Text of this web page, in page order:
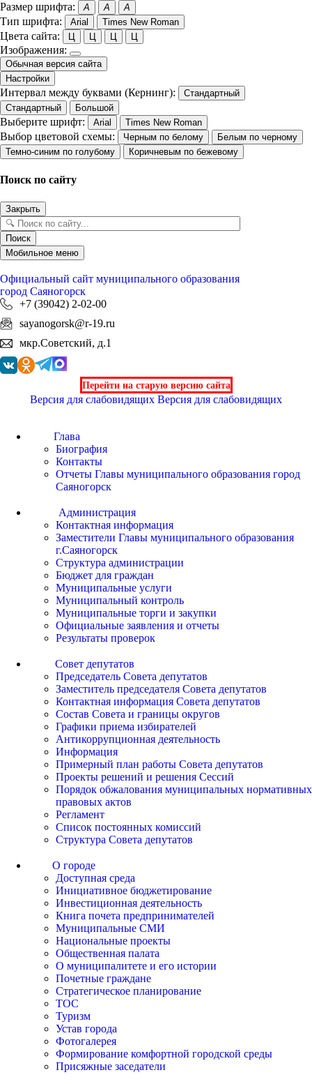
Размер шрифта: A A A
Тип шрифта: Arial Times New Roman
Цвета сайта: Ц Ц Ц Ц
Изображения:
Обычная версия сайта
Настройки
Интервал между буквами (Кернинг):
Стандартный
Стандартный
Большой
Выберите шрифт: Arial Times New Roman
Выбор цветовой схемы: Черным по белому
Белым по черному
Темно-синим по голубому
Коричневым по бежевому
Поиск по сайту
Закрыть
Поиск
Мобильное меню
Официальный сайт муниципального образования
город Саяногорск
+7 (39042) 2-02-00
sayanogorsk@r-19.ru
мкр.Советский, д.1
Перейти на старую версию сайта
Версия для слабовидящих Версия для слабовидящих
Глава
Биография
Контакты
Отчеты Главы муниципального образования город
Саяногорск
Администрация
Контактная информация
Заместители Главы муниципального образования
г.Саяногорск
Структура администрации
Бюджет для граждан
Муниципальные услуги
Муниципальный контроль
Муниципальные торги и закупки
Официальные заявления и отчеты
Результаты проверок
Совет депутатов
Председатель Совета депутатов
Заместитель председателя Совета депутатов
Контактная информация Совета депутатов
Состав Совета и границы округов
Графики приема избирателей
Антикоррупционная деятельность
Информация
Примерный план работы Совета депутатов
Проекты решений и решения Сессий
Порядок обжалования муниципальных нормативных
правовых актов
Регламент
Список постоянных комиссий
Структура Совета депутатов
О городе
Доступная среда
Инициативное бюджетирование
Инвестиционная деятельность
Книга почета предпринимателей
Муниципальные СМИ
Национальные проекты
Общественная палата
О муниципалитете и его истории
Почетные граждане
Стратегическое планирование
ТОС
Туризм
Устав города
Фотогалерея
Формирование комфортной городской среды
Присяжные заседатели